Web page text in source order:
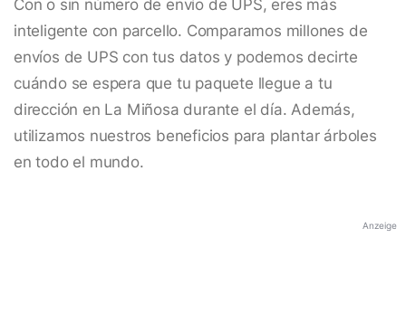
Con o sin número de envío de UPS, eres más
inteligente con parcello. Comparamos millones de
envíos de UPS con tus datos y podemos decirte
cuándo se espera que tu paquete llegue a tu
dirección en La Miñosa durante el día. Además,
utilizamos nuestros beneficios para plantar árboles
en todo el mundo.
Anzeige